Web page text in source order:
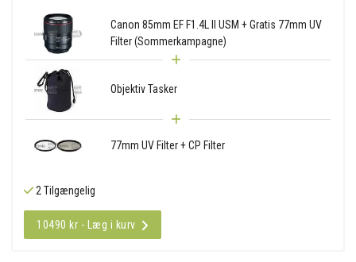
Canon 85mm EF F1.4L II USM + Gratis 77mm UV
Filter (Sommerkampagne)
Objektiv Tasker
77mm UV Filter + CP Filter
2 Tilgængelig
10490 kr - Læg i kurv